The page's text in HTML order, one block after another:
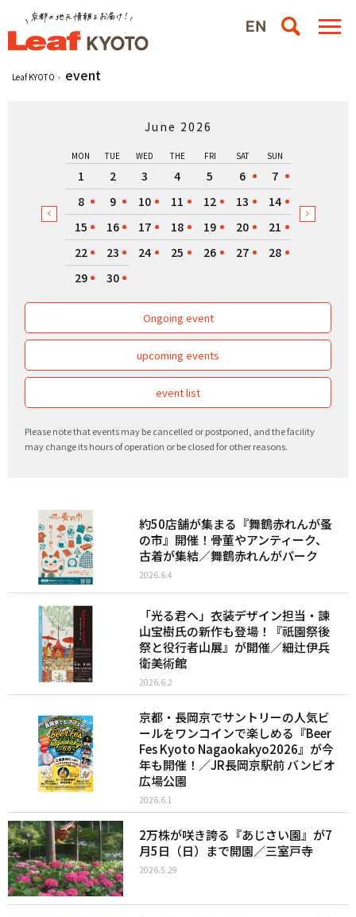
Leaf KYOTO event
June 2026
MON TUE WED THE FRI SAT SUN
1 2 3 4 5 6
7
8
9 10 11 12 13
14
15
16 17 18 19 20
21
22
23 24 25 26 27
28
29
30
Ongoing event
upcoming events
event list
Please note that events may be cancelled or postponed, and the facility
may change its hours of operation or be closed for other reasons.
約50店舗が集まる『舞鶴赤れんが蚤
の市』開催！骨董やアンティーク、
古着が集結／舞鶴赤れんがパーク
2026.6.4
「光る君へ」衣装デザイン担当・諫
山宝樹氏の新作も登場！『祇園祭後
祭と役行者山展』が開催／細辻伊兵
衛美術館
2026.6.2
京都・長岡京でサントリーの人気ビ
ールをワンコインで楽しめる『Beer
Fes Kyoto Nagaokakyo2026』が今
年も開催！／JR長岡京駅前 バンビオ
広場公園
2026.6.1
2万株が咲き誇る『あじさい園』が7
月5日（日）まで開園／三室戸寺
2026.5.29